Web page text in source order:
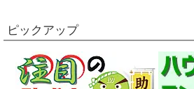
ピックアップ